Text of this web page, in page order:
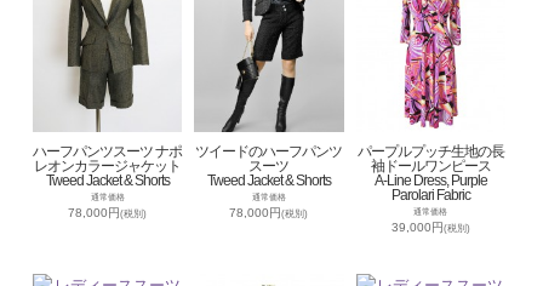
ハーフパンツスーツ ナポ
レオンカラージャケット
Tweed Jacket & Shorts
通常価格
78,000円(税別)
ツイードのハーフパンツ
スーツ
Tweed Jacket & Shorts
通常価格
78,000円(税別)
パープルプッチ生地の長
袖ドールワンピース
A-Line Dress, Purple
Parolari Fabric
通常価格
39,000円(税別)